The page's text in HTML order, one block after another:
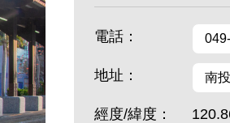
電話：
地址： 南
經度/緯度：